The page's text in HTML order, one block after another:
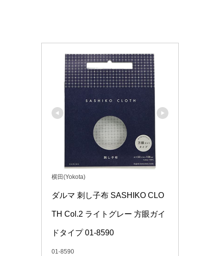
横田(Yokota)
ダルマ 刺し子布 SASHIKO CLO
TH Col.2 ライトグレー 方眼ガイ
ドタイプ 01-8590
01-8590